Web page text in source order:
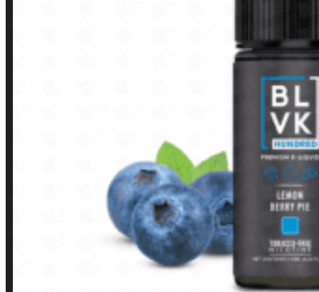
Política de Privacidade
Política de Frete e Pagamento
Política de Garantia, Reembolso e Devolução